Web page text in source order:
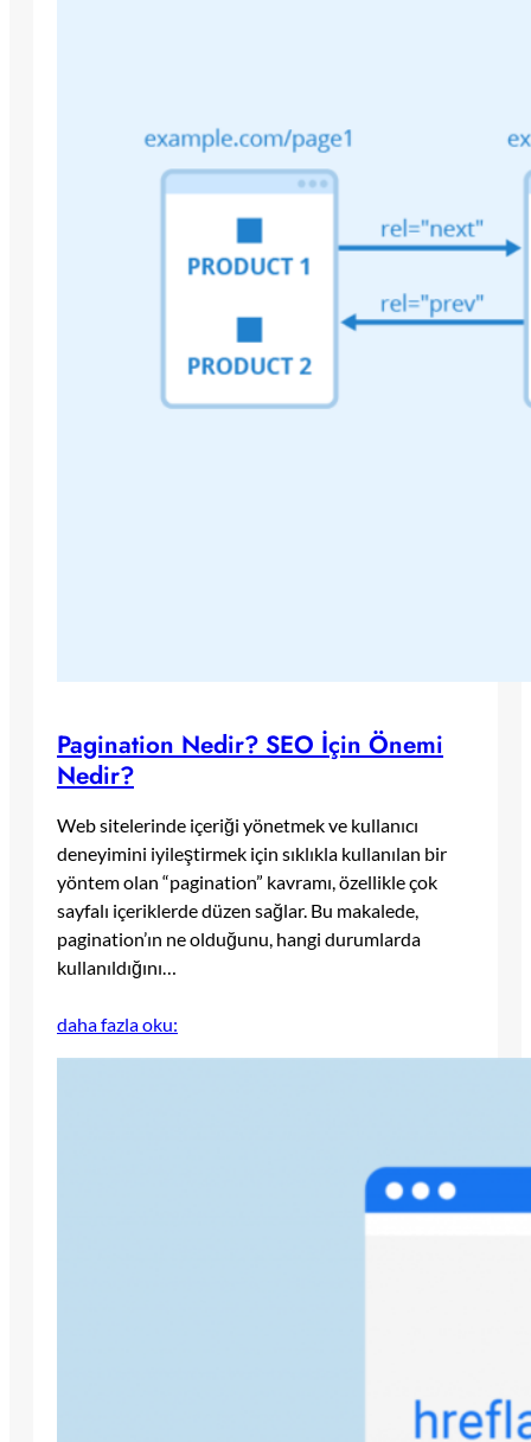
Pagination Nedir? SEO İçin Önemi
Nedir?
Web sitelerinde içeriği yönetmek ve kullanıcı
deneyimini iyileştirmek için sıklıkla kullanılan bir
yöntem olan “pagination” kavramı, özellikle çok
sayfalı içeriklerde düzen sağlar. Bu makalede,
pagination’ın ne olduğunu, hangi durumlarda
kullanıldığını…
daha fazla oku: